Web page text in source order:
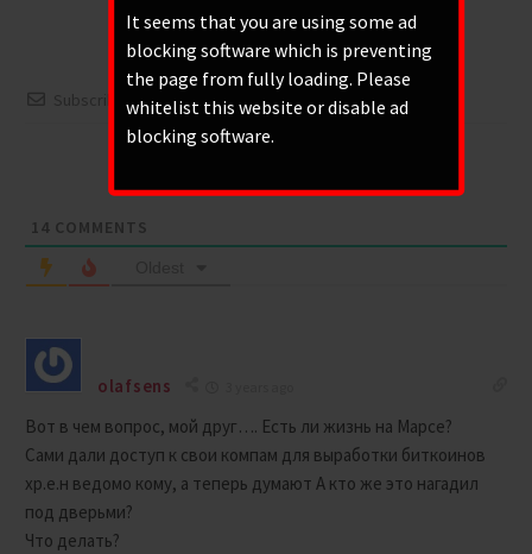
14 COMMENTS
olafsens
Вот в чем вопрос, мой друг…. Есть ли жизнь на Марсе?
Сами дали доступ к свои компам для выработки биткоинов
хр.е.н ведомо кому, а теперь думают А кто же это нагадил
под дверьми?
Что делать?
It seems that you are using some ad
blocking software which is preventing
the page from fully loading. Please
whitelist this website or disable ad
blocking software.